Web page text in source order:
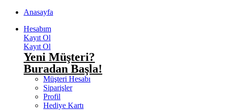
Anasayfa
Hesabım
Kayıt Ol
Kayıt Ol
Yeni Müşteri?
Buradan Başla!
Müşteri Hesabı
Siparişler
Profil
Hediye Kartı